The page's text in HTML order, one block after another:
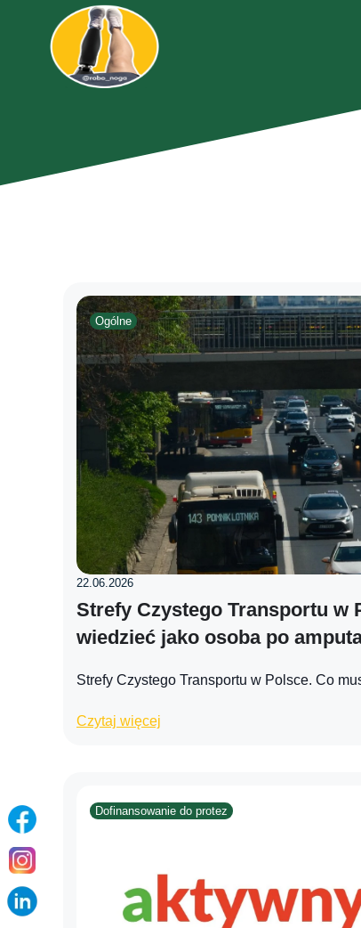
Ogólne
22.06.2026
Strefy Czystego Transportu w
wiedzieć jako osoba po
Strefy Czystego Transportu w Polsce. Co
Czytaj więcej
Dofinansowanie do protez